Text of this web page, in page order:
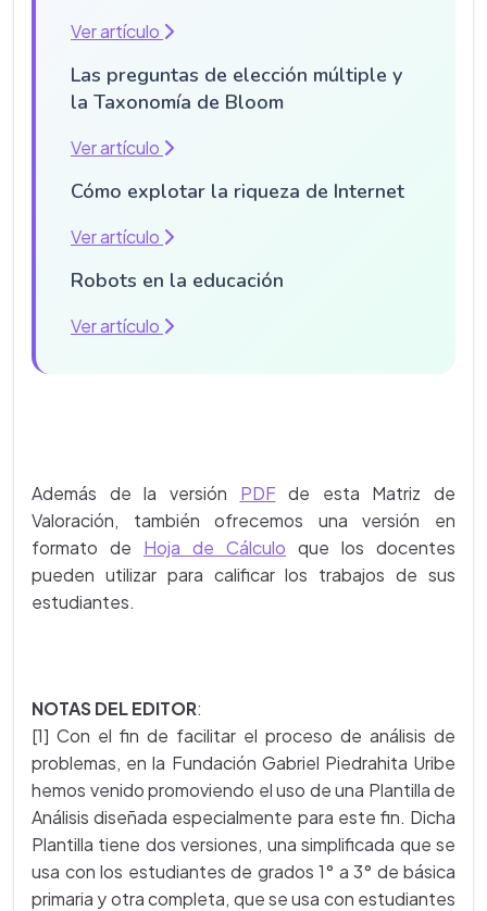
Ver artículo
Las preguntas de elección múltiple y
la Taxonomía de Bloom
Ver artículo
Cómo explotar la riqueza de Internet
Ver artículo
Robots en la educación
Ver artículo
Además de la versión PDF de esta Matriz de
Valoración, también ofrecemos una versión en
formato de Hoja de Cálculo que los docentes
pueden utilizar para calificar los trabajos de sus
estudiantes.
NOTAS DEL EDITOR:
[1] Con el fin de facilitar el proceso de análisis de
problemas, en la Fundación Gabriel Piedrahita Uribe
hemos venido promoviendo el uso de una Plantilla de
Análisis diseñada especialmente para este fin. Dicha
Plantilla tiene dos versiones, una simplificada que se
usa con los estudiantes de grados 1° a 3° de básica
primaria y otra completa, que se usa con estudiantes